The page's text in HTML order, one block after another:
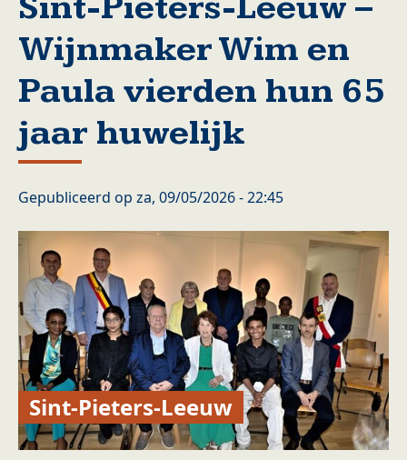
Wijnmaker Wim en
Paula vierden hun 65
jaar huwelijk
Gepubliceerd op za, 09/05/2026 - 22:45
Sint-Pieters-Leeuw